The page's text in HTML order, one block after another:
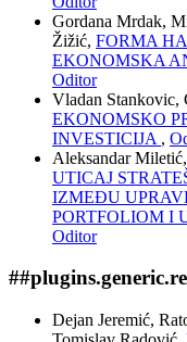
Gordana Mrdak,
Žižić, FORMA
EKONOMSKA
Oditor
Vladan
EKONOMSKO
INVESTICIJA ,
Aleksandar
UTICAJ
IZMEĐU
PORTFOLIOM I
Oditor
Dejan Jeremić,